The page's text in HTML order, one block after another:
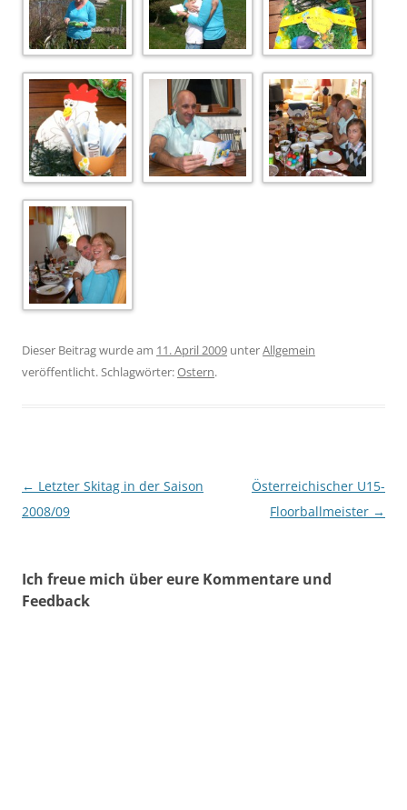
Dieser Beitrag wurde am 11. April 2009 unterAllgemein
veröffentlicht. Schlagwörter:Ostern.
Beitragsnavigation
← Letzter Skitag in der Saison
2008/09
Österreichischer U15-
Floorballmeister →
Ich freue mich über eure Kommentare und
Feedback